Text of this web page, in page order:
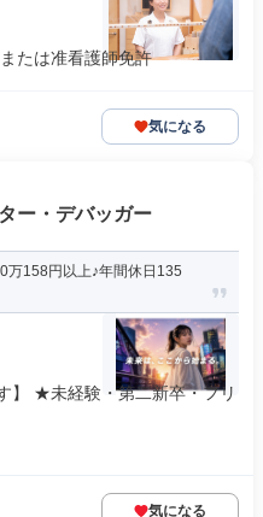
たは准看護師免許
気になる
ー・デバッガー
158円以上♪年間休日135
】 ★未経験・第二新卒・フリ
気になる